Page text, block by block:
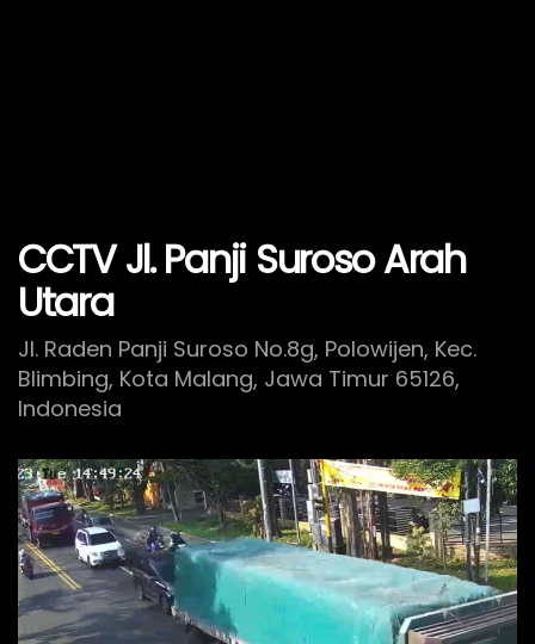
CCTV Jl. Panji Suroso Arah
Utara
Jl. Raden Panji Suroso No.8g, Polowijen, Kec.
Blimbing, Kota Malang, Jawa Timur 65126,
Indonesia